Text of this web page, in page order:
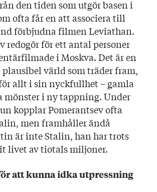
den tiden som utgör basen i
ofta får en att associera till
förbjudna filmen Leviathan.
redogör för ett antal personer
i Moskva. Det är en
plausibel värld som träder fram,
allt i sin nyckfullhet – gamla
mönster i ny tappning. Under
kopplar Pomerantsev ofta
men framhåller ändå
är inte Stalin, han har trots
livet av tiotals miljoner.
att kunna idka utpressning